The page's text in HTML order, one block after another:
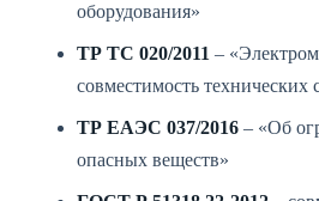
оборудования»
ТР ТС 020/2011 –
совместимость технических
ТР ЕАЭС 037/2016 – «Об
опасных веществ»